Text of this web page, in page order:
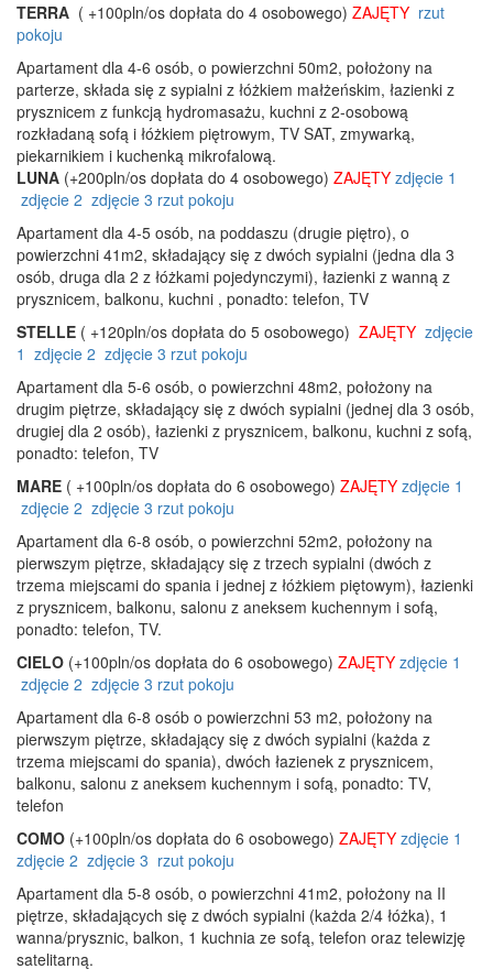
TERRA ( +100pln/os dopłata do 4 osobowego) ZAJĘTY rzut
pokoju
Apartament dla 4-6 osób, o powierzchni 50m2, położony na
parterze, składa się z sypialni z łóżkiem małżeńskim, łazienki z
prysznicem z funkcją hydromasażu, kuchni z 2-osobową
rozkładaną sofą i łóżkiem piętrowym, TV SAT, zmywarką,
piekarnikiem i kuchenką mikrofalową.
LUNA (+200pln/os dopłata do 4 osobowego) ZAJĘTY zdjęcie 1
zdjęcie 2 zdjęcie 3 rzut pokoju
Apartament dla 4-5 osób, na poddaszu (drugie piętro), o
powierzchni 41m2, składający się z dwóch sypialni (jedna dla 3
osób, druga dla 2 z łóżkami pojedynczymi), łazienki z wanną z
prysznicem, balkonu, kuchni , ponadto: telefon, TV
STELLE ( +120pln/os dopłata do 5 osobowego) ZAJĘTY zdjęcie
1 zdjęcie 2 zdjęcie 3 rzut pokoju
Apartament dla 5-6 osób, o powierzchni 48m2, położony na
drugim piętrze, składający się z dwóch sypialni (jednej dla 3 osób,
drugiej dla 2 osób), łazienki z prysznicem, balkonu, kuchni z sofą,
ponadto: telefon, TV
MARE ( +100pln/os dopłata do 6 osobowego) ZAJĘTY zdjęcie 1
zdjęcie 2 zdjęcie 3 rzut pokoju
Apartament dla 6-8 osób, o powierzchni 52m2, położony na
pierwszym piętrze, składający się z trzech sypialni (dwóch z
trzema miejscami do spania i jednej z łóżkiem piętowym), łazienki
z prysznicem, balkonu, salonu z aneksem kuchennym i sofą,
ponadto: telefon, TV.
CIELO (+100pln/os dopłata do 6 osobowego) ZAJĘTY zdjęcie 1
zdjęcie 2 zdjęcie 3 rzut pokoju
Apartament dla 6-8 osób o powierzchni 53 m2, położony na
pierwszym piętrze, składający się z dwóch sypialni (każda z
trzema miejscami do spania), dwóch łazienek z prysznicem,
balkonu, salonu z aneksem kuchennym i sofą, ponadto: TV,
telefon
COMO (+100pln/os dopłata do 6 osobowego) ZAJĘTY zdjęcie 1
zdjęcie 2 zdjęcie 3 rzut pokoju
Apartament dla 5-8 osób, o powierzchni 41m2, położony na II
piętrze, składających się z dwóch sypialni (każda 2/4 łóżka), 1
wanna/prysznic, balkon, 1 kuchnia ze sofą, telefon oraz telewizję
satelitarną.